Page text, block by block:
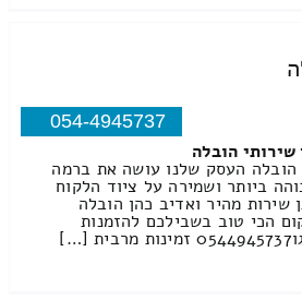
054-4945737
שירותי הובלה
הובלה העסק שלנו עושה את ברמה
ביותר ושמירה על ציוד הלקוח
שירות מהיר ואדיב כהן הובלה
הכי טוב בשבילכם להזמנות
[…]